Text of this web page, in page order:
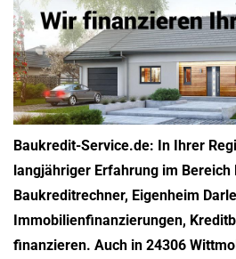
Baukredit-Service.de: In Ihrer
langjähriger Erfahrung im Bereich
Baukreditrechner, Eigenheim
Immobilienfinanzierungen,
finanzieren. Auch in 24306